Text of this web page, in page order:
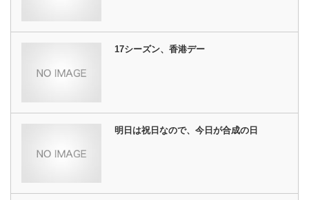
17シーズン、香港デー
明日は祝日なので、今日が合成の日